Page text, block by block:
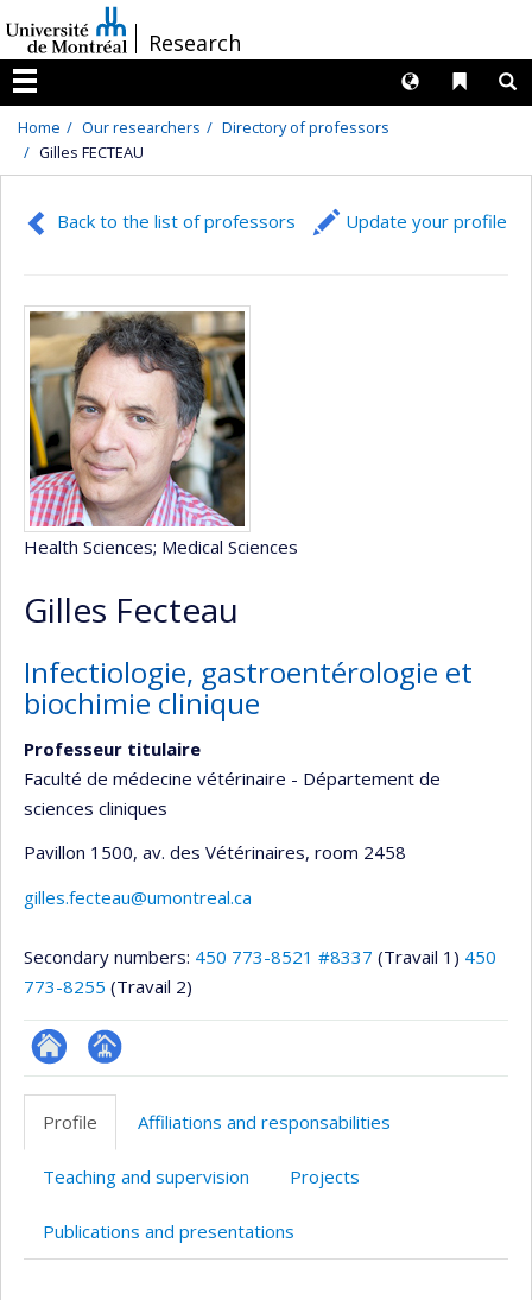
au
contenu
/Research
Menu
Liens
Langues
Home Our researchers
Directory of professors
Gilles FECTEAU
Back to the list of professors Update your profile
Health Sciences; Medical Sciences
Gilles Fecteau
Infectiologie, gastroentérologie et
biochimie clinique
Professeur titulaire
Faculté de médecine vétérinaire - Département de
sciences cliniques
Pavillon 1500, av. des Vétérinaires, room 2458
gilles.fecteau@umontreal.ca
Secondary numbers: 450 773-8521 #8337 (Travail 1) 450
773-8255 (Travail 2)
ResearchGate
Page
(faculté,département,école)
Profile Affiliations and responsabilities
Teaching and supervision Projects
Publications and presentations